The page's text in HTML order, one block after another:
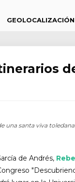
GEOLOCALIZACIÓN
una santa viva
de Andrés,